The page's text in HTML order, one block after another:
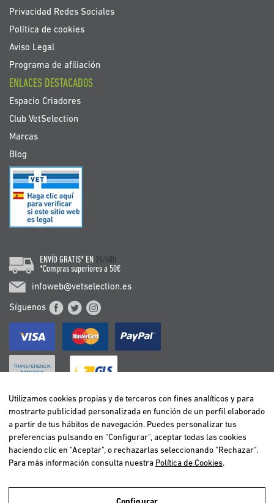
Privacidad Redes Sociales
Política de cookies
Aviso Legal
Programa de afiliación
ENLACES DESTACADOS
Espacio Criadores
Club VetSelection
Marcas
Blog
ENVÍO GRATIS* EN 24/48h
*Compras superiores a 50€
infoweb@vetselection.es
Síguenos
BELGIË / BELGIQUE
DEUTSCHLAND
ESPAÑA
FRANCE
ITALIA
Utilizamos cookies propias y de terceros con fines analíticos y para
mostrarte publicidad personalizada en función de un perfil elaborado
a partir de tus hábitos de navegación. Puedes personalizar tus
preferencias pulsando en "Configurar", aceptar todas las cookies
haciendo clic en "Aceptar", o rechazarlas seleccionando "Rechazar".
Para más información consulta nuestra Política de Cookies.